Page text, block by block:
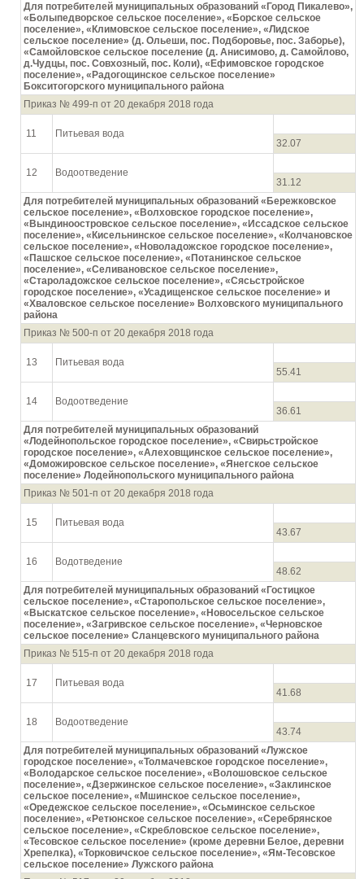
Для потребителей муниципальных образований «Город Пикалево»,
«Болыпедворское сельское поселение», «Борское сельское
поселение», «Климовское сельское поселение», «Лидское
сельское поселение» (д. Ольеши, пос. Подборовье, пос. Заборье),
«Самойловское сельское поселение (д. Анисимово, д. Самойлово,
д.Чудцы, пос. Совхозный, пос. Коли), «Ефимовское городское
поселение», «Радогощинское сельское поселение»
Бокситогорского муниципального района
Приказ № 499-п от 20 декабря 2018 года
11
Питьевая вода
32.07
12
Водоотведение
31.12
Для потребителей муниципальных образований «Бережковское
сельское поселение», «Волховское городское поселение»,
«Вындиноостровское сельское поселение», «Иссадское сельское
поселение», «Кисельнинское сельское поселение», «Колчановское
сельское поселение», «Новоладожское городское поселение»,
«Пашское сельское поселение», «Потанинское сельское
поселение», «Селивановское сельское поселение»,
«Староладожское сельское поселение», «Сясьстройское
городское поселение», «Усадищенское сельское поселение» и
«Хваловское сельское поселение» Волховского муниципального
района
Приказ № 500-п от 20 декабря 2018 года
13
Питьевая вода
55.41
14
Водоотведение
36.61
Для потребителей муниципальных образований
«Лодейнопольское городское поселение», «Свирьстройское
городское поселение», «Алеховщинское сельское поселение»,
«Доможировское сельское поселение», «Янегское сельское
поселение» Лодейнопольского муниципального района
Приказ № 501-п от 20 декабря 2018 года
15
Питьевая вода
43.67
16
Водотведение
48.62
Для потребителей муниципальных образований «Гостицкое
сельское поселение», «Старопольское сельское поселение»,
«Выскатское сельское поселение», «Новосельское сельское
поселение», «Загривское сельское поселение», «Черновское
сельское поселение» Сланцевского муниципального района
Приказ № 515-п от 20 декабря 2018 года
17
Питьевая вода
41.68
18
Водоотведение
43.74
Для потребителей муниципальных образований «Лужское
городское поселение», «Толмачевское городское поселение»,
«Володарское сельское поселение», «Волошовское сельское
поселение», «Дзержинское сельское поселение», «Заклинское
сельское поселение», «Мшинское сельское поселение»,
«Оредежское сельское поселение», «Осьминское сельское
поселение», «Ретюнское сельское поселение», «Серебрянское
сельское поселение», «Скребловское сельское поселение»,
«Тесовское сельское поселение» (кроме деревни Белое, деревни
Хрепелка), «Торковичское сельское поселение», «Ям-Тесовское
сельское поселение» Лужского района